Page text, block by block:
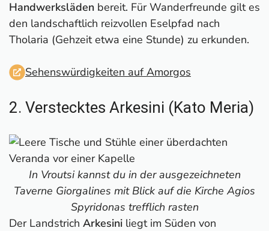
Handwerksläden bereit. Für Wanderfreunde gilt es
den landschaftlich reizvollen Eselpfad nach
Tholaria (Gehzeit etwa eine Stunde) zu erkunden.
Sehenswürdigkeiten auf Amorgos
2. Verstecktes Arkesini (Kato Meria)
In Vroutsi kannst du in der ausgezeichneten
Taverne Giorgalines mit Blick auf die Kirche Agios
Spyridonas trefflich rasten
Der Landstrich Arkesini liegt im Süden von